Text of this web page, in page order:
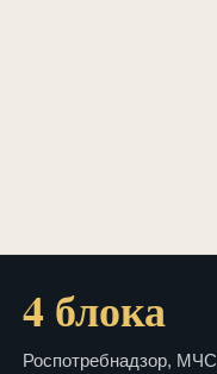
4 блока
Роспотребнадзор,